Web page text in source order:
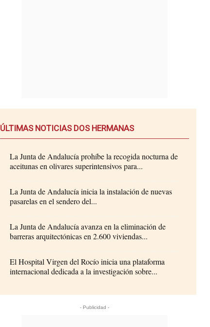
ÚLTIMAS NOTICIAS DOS HERMANAS
La Junta de Andalucía prohíbe la recogida nocturna de
aceitunas en olivares superintensivos para...
La Junta de Andalucía inicia la instalación de nuevas
pasarelas en el sendero del...
La Junta de Andalucía avanza en la eliminación de
barreras arquitectónicas en 2.600 viviendas...
El Hospital Virgen del Rocío inicia una plataforma
internacional dedicada a la investigación sobre...
- Publicidad -